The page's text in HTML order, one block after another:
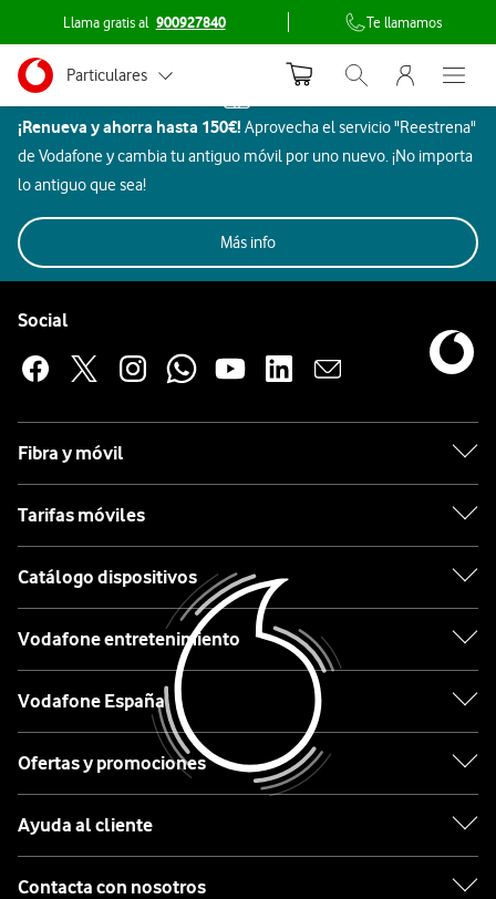
Llama gratis al 900927840 Te llamamos
Ir a la pagina principal de vodafone.es
Menu navegación Segmento
Particulares
Autónomos
Pymes
Grandes empresas
y AA.PP.
Abrir buscador.
Menu
Abre
Inicio
Dispositivos
Hogar
inteligente
GoPro
TodosRebajasMóvilesBeauty
Aires
Acondicionados
y
Gaming
y ocio
Hogar
inteligente
GoPro
Apple
Samsung
Xiaomi
OPPO
Huawei
Ordenar
por:
¡Renueva y ahorra hasta 150€! Aprovecha el servicio "Reestrena"
de Vodafone y cambia tu antiguo móvil por uno nuevo. ¡No importa
lo antiguo que sea!
Más info
Social
Fibra y móvil
Tarifas móviles
Catálogo dispositivos
Vodafone entretenimiento
Vodafone España
Ofertas y promociones
Ayuda al cliente
Contacta con nosotros